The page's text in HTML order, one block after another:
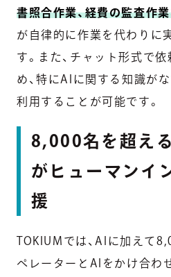
書照合作業、経費の監査作
が自律的に作業を代わりに
す。また、チャット形式で
め、特にAIに関する知識が
利用することが可能です。
8,000名を超え
がヒューマンイ
援
TOKIUMでは、AIに加えて
ペレーターとAIをかけ合わ